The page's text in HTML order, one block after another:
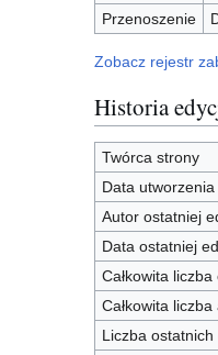
Przenoszenie
Zobacz rejestr
Historia
Twórca strony
Data
Autor ostatniej
Data ostatniej
Całkowita liczba
Całkowita
Liczba